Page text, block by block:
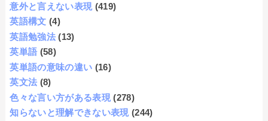
意外と言えない表現 (419)
英語構文 (4)
英語勉強法 (13)
英単語 (58)
英単語の意味の違い (16)
英文法 (8)
色々な言い方がある表現 (278)
知らないと理解できない表現 (244)